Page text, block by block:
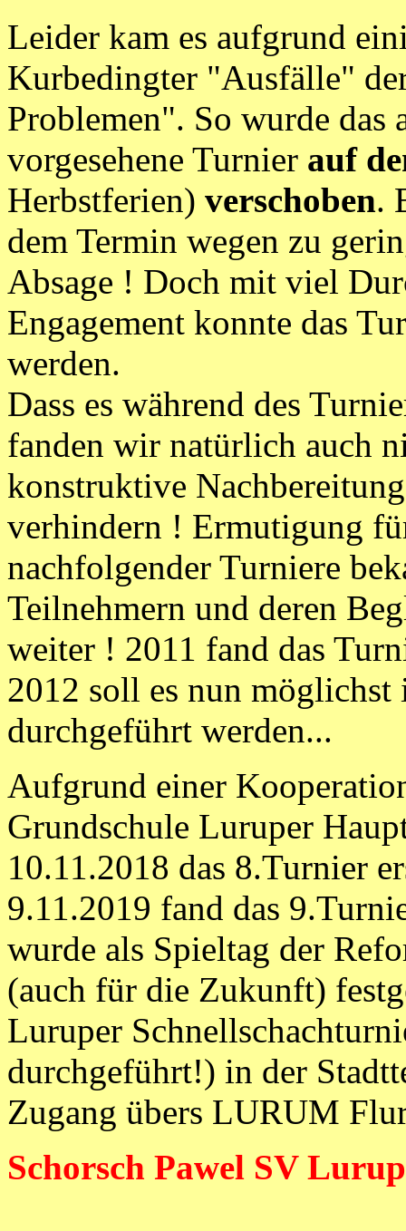
Leider kam es aufgrund
Kurbedingter "Ausfälle"
Problemen". So wurde das
vorgesehene Turnier auf
Herbstferien) verschoben.
dem Termin wegen zu
Absage ! Doch mit viel
Engagement konnte das
werden.
Dass es während des
fanden wir natürlich auch
konstruktive
verhindern ! Ermutigung
nachfolgender Turniere
Teilnehmern und deren
weiter ! 2011 fand das
2012 soll es nun möglichst
durchgeführt werden...
Aufgrund einer
Grundschule Luruper
10.11.2018 das 8.Turnier
9.11.2019 fand das
wurde als Spieltag der
(auch für die Zukunft)
Luruper
durchgeführt!) in der
Zugang übers LURUM
Schorsch Pawel SV